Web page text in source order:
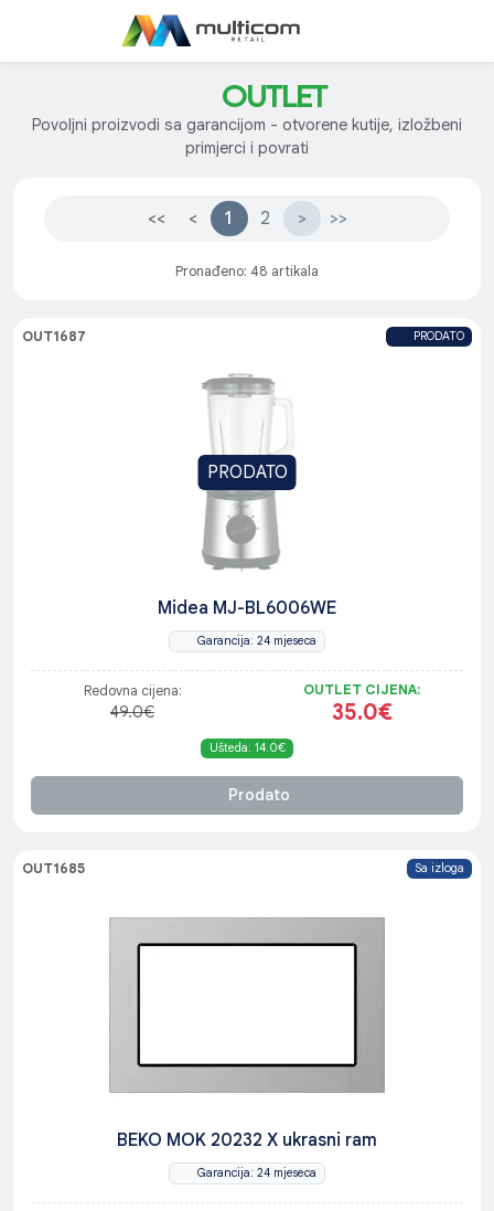
OUTLET
Povoljni proizvodi sa garancijom - otvorene kutije, izložbeni
primjerci i povrati
<< < 1 2 > >>
Pronađeno: 48 artikala
OUT1687 PRODATO
PRODATO
Midea MJ-BL6006WE
Garancija: 24 mjeseca
Redovna cijena:
49.0€
OUTLET CIJENA:
35.0€
Ušteda: 14.0€
Prodato
OUT1685 Sa izloga
BEKO MOK 20232 X ukrasni ram
Garancija: 24 mjeseca